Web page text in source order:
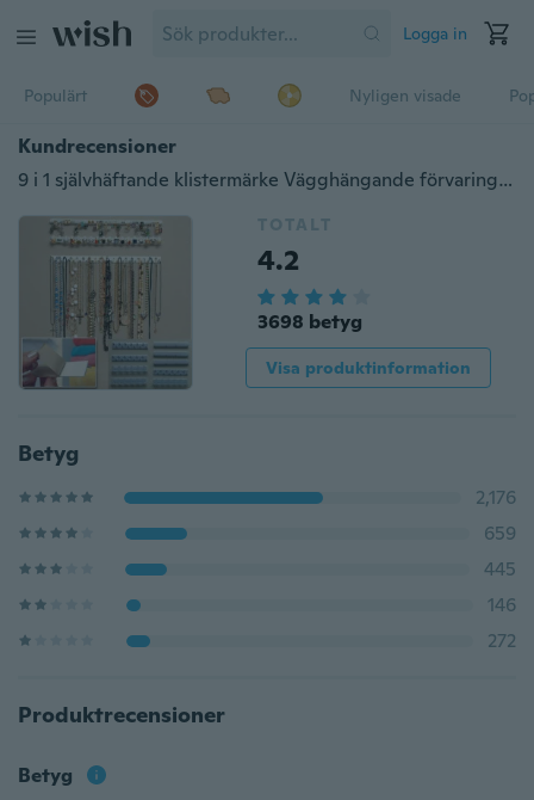
Logga in
Populärt Nyligen visade
Kundrecensioner
9 i 1 självhäftande klistermärke Vägghängande förvaringskrokar Smycken Display Organizer Halsband Hängare
TOTALT
4.2
3698 betyg
Visa produktinformation
Betyg
2,176
659
445
146
272
Produktrecensioner
Betyg